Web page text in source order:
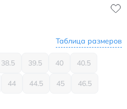
Таблица размеров
38.5 39.5 40 40.5
44 44.5 45 46.5